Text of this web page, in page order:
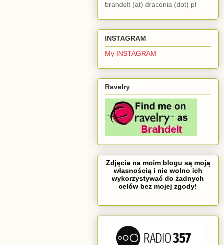
brahdelt (at) draconia (dot) pl
INSTAGRAM
My INSTAGRAM
Ravelry
Zdjęcia na moim blogu są moją
własnością i nie wolno ich
wykorzystywać do żadnych
celów bez mojej zgody!